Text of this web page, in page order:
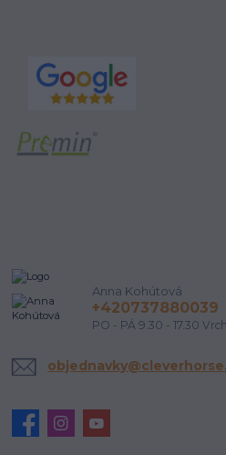
Anna Kohútová
+420737880039
PO - PÁ 9.30 - 17.30